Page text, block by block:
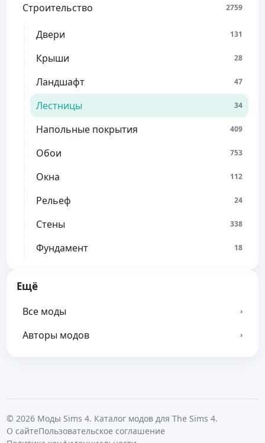
Строительство 2759
Двери 131
Крыши 28
Ландшафт 47
Лестницы 34
Напольные покрытия 409
Обои 753
Окна 112
Рельеф 24
Стены 338
Фундамент 18
Ещё
Все моды ›
Авторы модов ›
© 2026 Моды Sims 4. Каталог модов для The Sims 4.
О сайтеПользовательское соглашение